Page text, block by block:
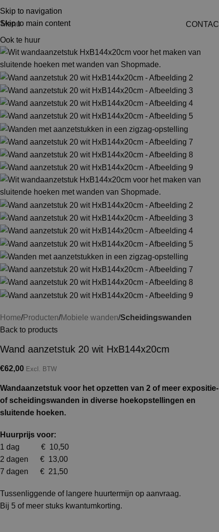
Skip to navigation
Skip to main content
Menu
Ook te huur
Home Producten Mobiele wanden Scheidingswanden
Back to products
Wand aanzetstuk 20 wit HxB144x20cm
€62,00 Excl. BTW
Wandaanzetstuk voor het opzetten van 2 of meer expositie-
of scheidingswanden in diverse hoekopstellingen en
sluitende hoeken.
Huurprijs voor:
1 dag € 10,50
2 dagen € 13,00
7 dagen € 21,50
Tussenliggende of langere huurtermijn op aanvraag.
Bij 5 of meer stuks kwantumkorting.